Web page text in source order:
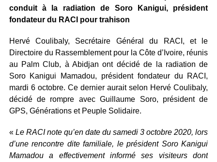
conduit à la radiation de Soro Kanigui, président
fondateur du RACI pour trahison
Hervé Coulibaly, Secrétaire Général du RACI, et le
Directoire du Rassemblement pour la Côte d’Ivoire, réunis
au Palm Club, à Abidjan ont décidé de la radiation de
Soro Kanigui Mamadou, président fondateur du RACI,
mardi 6 octobre. Ce dernier aurait selon Hervé Coulibaly,
décidé de rompre avec Guillaume Soro, président de
GPS, Générations et Peuple Solidaire.
« Le RACI note qu’en date du samedi 3 octobre 2020, lors
d’une rencontre dite familiale, le président Soro Kanigui
Mamadou a effectivement informé ses visiteurs dont